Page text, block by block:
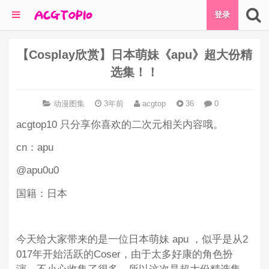
登录
【Cosplay欣赏】日本萌妹《apu》超大份精
选集！！
动漫图集 3年前 acgtop 36 0
acgtop10 只分享你喜欢的二次元相关内容哦。
cn：apu
@apu0u0
国籍：日本
今天给大家带来的是一位日本萌妹 apu ，似乎是从2
017年开始活跃的Coser，由于太多好康的角色扮